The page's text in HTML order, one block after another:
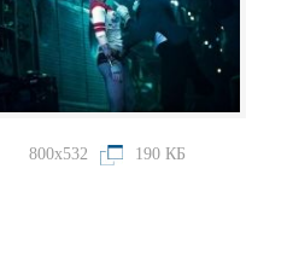
800x532 190 КБ